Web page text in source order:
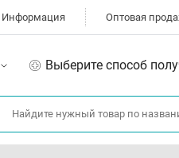
Информация Оптовая
Выберите способ